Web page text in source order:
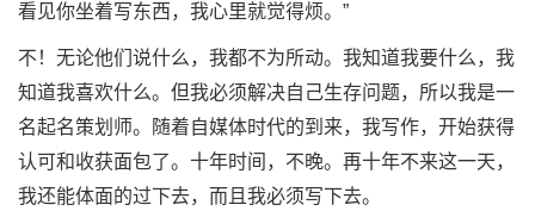
看见你坐着写东西，我心里就觉得烦。”
不！无论他们说什么，我都不为所动。我知道我要什么，我
知道我喜欢什么。但我必须解决自己生存问题，所以我是一
名起名策划师。随着自媒体时代的到来，我写作，开始获得
认可和收获面包了。十年时间，不晚。再十年不来这一天，
我还能体面的过下去，而且我必须写下去。